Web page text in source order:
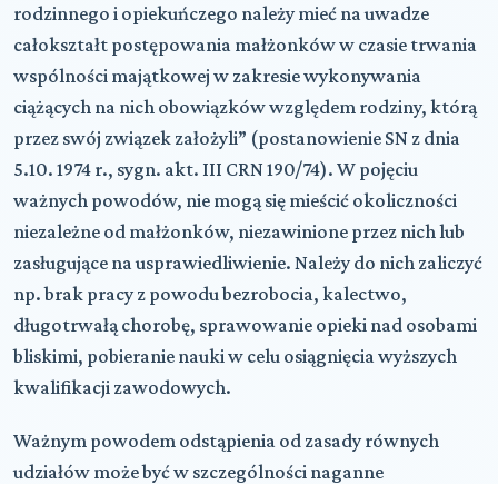
rodzinnego i opiekuńczego należy mieć na uwadze
całokształt postępowania małżonków w czasie trwania
wspólności majątkowej w zakresie wykonywania
ciążących na nich obowiązków względem rodziny, którą
przez swój związek założyli” (postanowienie SN z dnia
5.10. 1974 r., sygn. akt. III CRN 190/74). W pojęciu
ważnych powodów, nie mogą się mieścić okoliczności
niezależne od małżonków, niezawinione przez nich lub
zasługujące na usprawiedliwienie. Należy do nich zaliczyć
np. brak pracy z powodu bezrobocia, kalectwo,
długotrwałą chorobę, sprawowanie opieki nad osobami
bliskimi, pobieranie nauki w celu osiągnięcia wyższych
kwalifikacji zawodowych.
Ważnym powodem odstąpienia od zasady równych
udziałów może być w szczególności naganne